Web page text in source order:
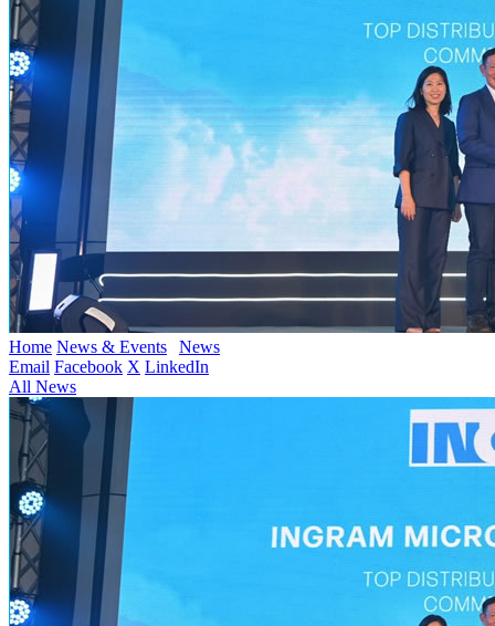
Home News & Events
News
Email Facebook X LinkedIn
All News